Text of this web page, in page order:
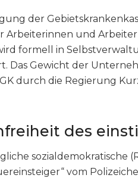
der
Arbeiterinnen und
formell in
Das Gewicht der
durch die Regierung
des
sozialdemokratische
vom